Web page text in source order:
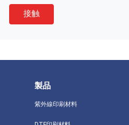
接触
製品
紫外線印刷材料